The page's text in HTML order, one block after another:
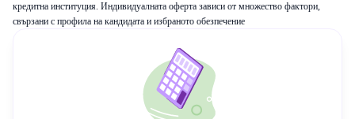
кредитна институция. Индивидуалната оферта зависи от множество фактори,
свързани с профила на кандидата и избраното обезпечение